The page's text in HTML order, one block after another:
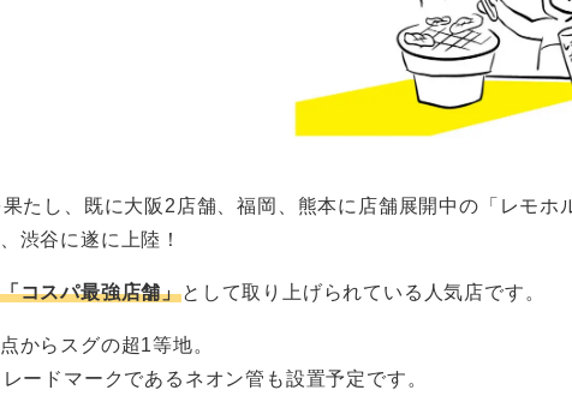
たし、既に大阪2店舗、福岡、熊本に店舗展開中の「レモホ
渋谷に遂に上陸！
「コスパ最強店舗」として取り上げられている人気店です。
からスグの超1等地。
ードマークであるネオン管も設置予定です。